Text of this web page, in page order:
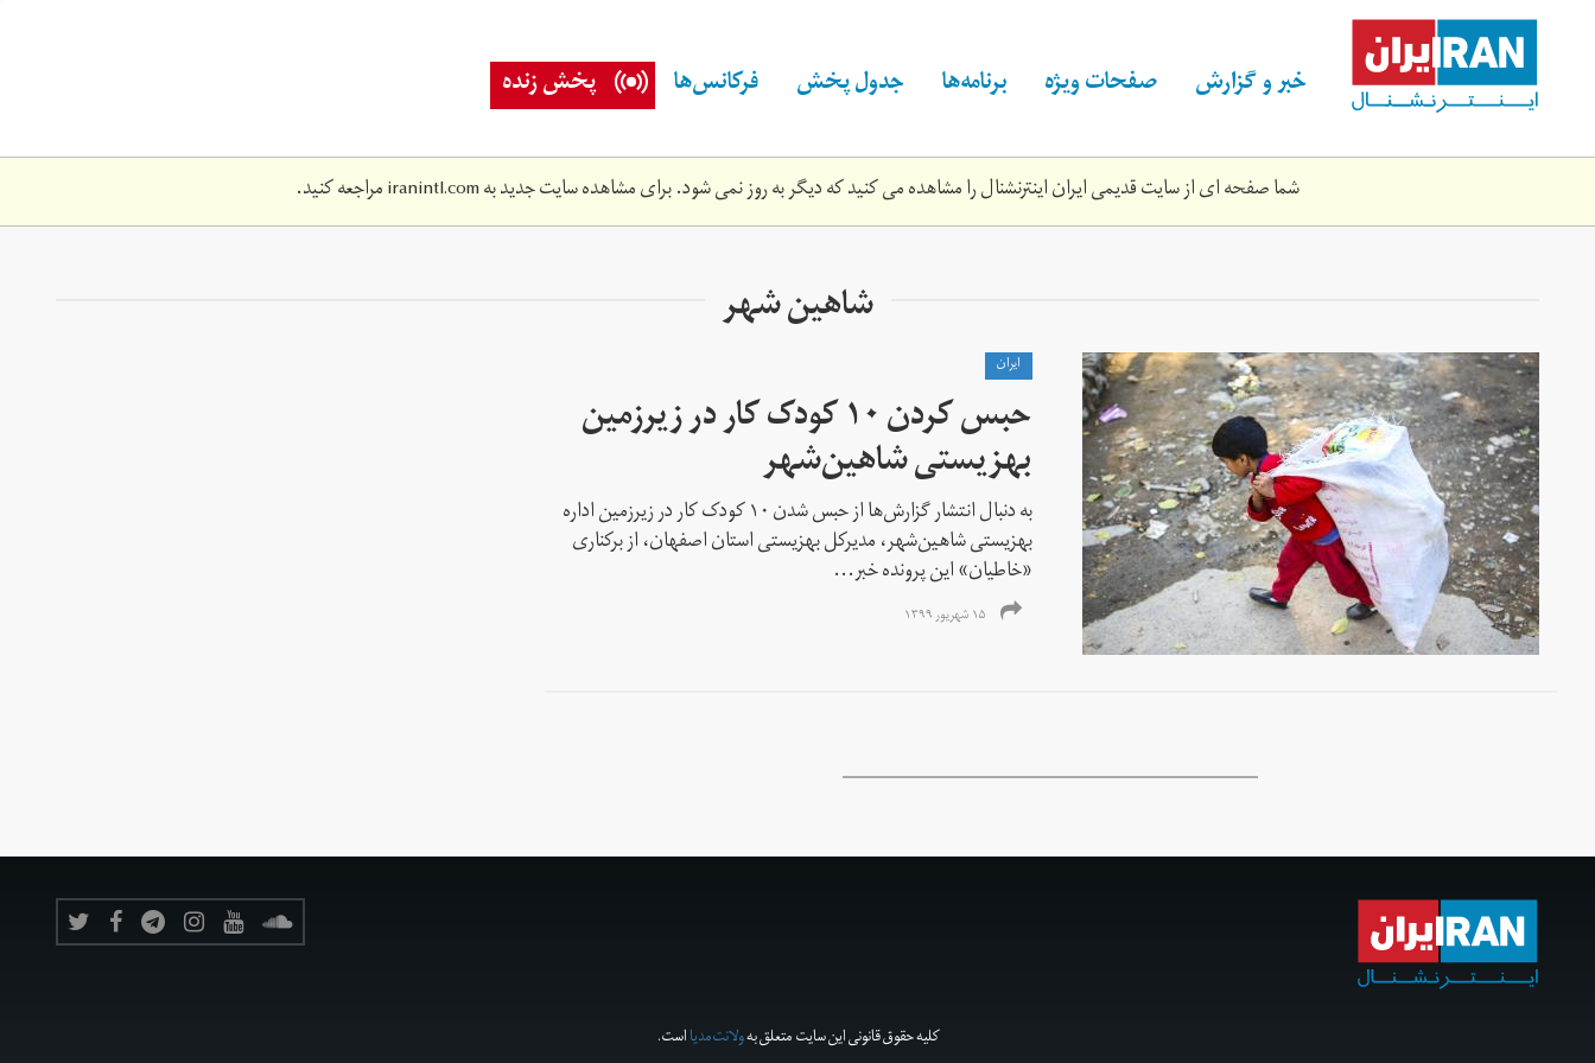
content خبر و گزارش صفحات ویژه برنامه‌ها جدول پخش فرکانس‌ها پخش زنده
شما صفحه ای از سایت قدیمی ایران اینترنشنال را مشاهده می کنید که دیگر به روز نمی شود. برای مشاهده سایت جدید بهiranintl.comمراجعه کنید.
شاهین شهر
ايران
حبس کردن ۱۰ کودک کار در زیرزمین
بهزیستی شاهین‌شهر
به دنبال انتشار گزارش‌ها از حبس شدن ۱۰ کودک کار در زیرزمین اداره
بهزیستی شاهین‌شهر، مدیرکل بهزیستی استان اصفهان، از برکناری
«خاطیان» این پرونده خبر...
۱۵ شهریور ۱۳۹۹
کلیه حقوق قانونی این سایت متعلق بهولانت‌مدیااست.